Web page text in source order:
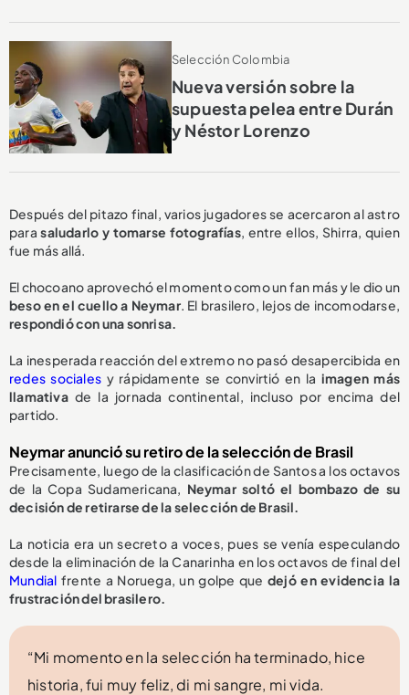
Selección Colombia
Nueva versión sobre la
supuesta pelea entre Durán
y Néstor Lorenzo
Después del pitazo final, varios jugadores se acercaron al astro
parasaludarlo y tomarse fotografías, entre ellos, Shirra, quien
fue más allá.
El chocoano aprovechó el momento como un fan más y le dio un
beso en el cuello a Neymar. El brasilero, lejos de incomodarse,
respondió con una sonrisa.
La inesperada reacción del extremo no pasó desapercibida en
redes sociales y rápidamente se convirtió en la imagen más
llamativade la jornada continental, incluso por encima del
partido.
Neymar anunció su retiro de la selección de Brasil
Precisamente, luego de la clasificación de Santos a los octavos
de la Copa Sudamericana, Neymar soltó el bombazo de su
decisión deretirarse de la selección de Brasil.
La noticia era un secreto a voces, pues se venía especulando
desde la eliminación de la Canarinha en los octavos de final del
Mundial frente a Noruega, un golpe que dejó en evidencia la
frustración del brasilero.
“Mi momento en la selección ha terminado, hice
historia, fui muy feliz, di mi sangre, mi vida.